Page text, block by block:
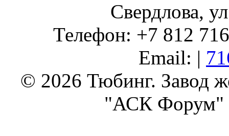
Свердлова,
Телефон: +7 812
Email: |
© 2026 Тюбинг. Завод
"АСК Форум"